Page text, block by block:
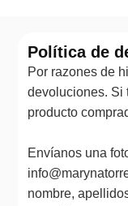
Política de
Por razones de
devoluciones. Si
producto
Envíanos una
nombre,